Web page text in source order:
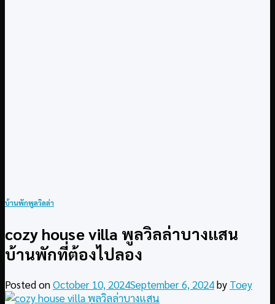
บ้านพักพูลวิลล่า
cozy house villa พูลวิลล่าบางแสน
บ้านพักที่ต้องไปลอง
Posted onOctober 10, 2024September 6, 2024by Toey